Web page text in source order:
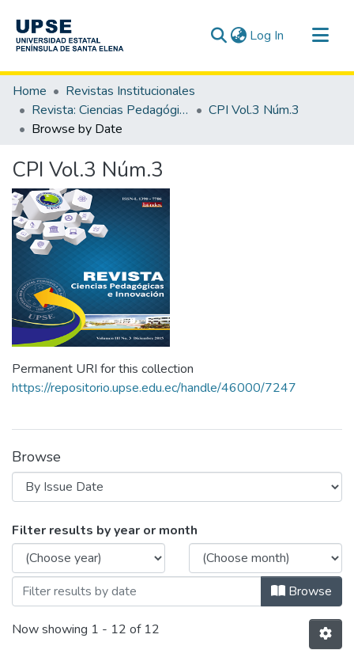
Log In (current)
Communities & Collections
All of DSpace
Home
Revistas Institucionales
Revista: Ciencias Pedagógicas e Innovación - CPI
CPI Vol.3 Núm.3
Browse by Date
CPI Vol.3 Núm.3
Permanent URI for this collection
https://repositorio.upse.edu.ec/handle/46000/7247
Browse
Browsing CPI Vol.3 Núm.3 by Issue
Filter results by year or month
Browse
Now showing 1 - 12 of 12